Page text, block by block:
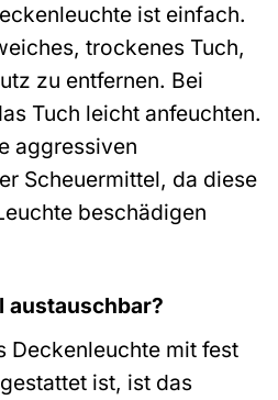
ist einfach.
trockenes Tuch,
zu entfernen. Bei
Tuch leicht anfeuchten.
aggressiven
Scheuermittel, da diese
beschädigen
austauschbar?
Deckenleuchte mit fest
ist, ist das